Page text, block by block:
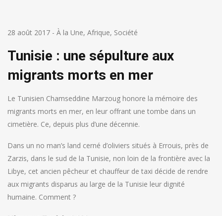
28 août 2017 - À la Une, Afrique, Société
Tunisie : une sépulture aux
migrants morts en mer
Le Tunisien Chamseddine Marzoug honore la mémoire des
migrants morts en mer, en leur offrant une tombe dans un
cimetière. Ce, depuis plus d’une décennie.
Dans un no man’s land cerné d’oliviers situés à Errouis, près de
Zarzis, dans le sud de la Tunisie, non loin de la frontière avec la
Libye, cet ancien pêcheur et chauffeur de taxi décide de rendre
aux migrants disparus au large de la Tunisie leur dignité
humaine. Comment ?